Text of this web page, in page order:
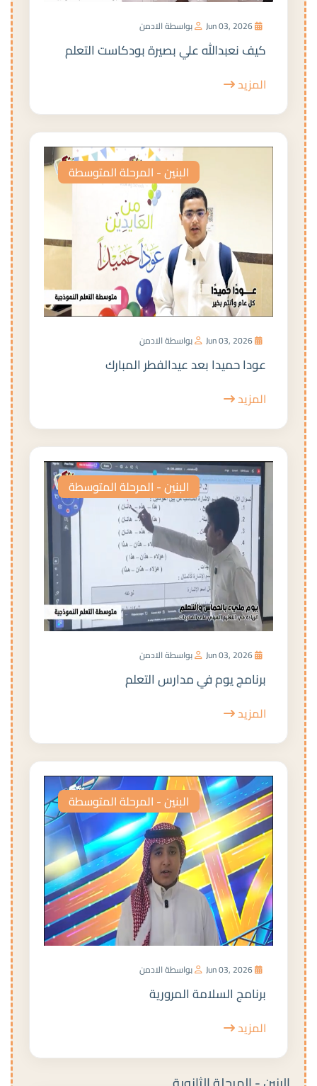
بواسطة الادمن
كيف نعبدالله علي بصيرة بودكاست التعلم
المزيد
البنين - المرحلة المتوسطة
بواسطة الادمن
عودا حميدا بعد عيدالفطر المبارك
المزيد
البنين - المرحلة المتوسطة
بواسطة الادمن
برنامج يوم في مدارس التعلم
المزيد
البنين - المرحلة المتوسطة
بواسطة الادمن
برنامج السلامة المرورية
المزيد